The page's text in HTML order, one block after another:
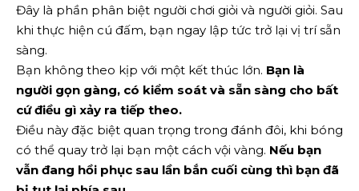
Đây là phần phân biệt người chơi giỏi và người giỏi. Sau
khi thực hiện cú đấm, bạn ngay lập tức trở lại vị trí sẵn
sàng.
Bạn không theo kịp với một kết thúc lớn. Bạn là
người gọn gàng, có kiểm soát và sẵn sàng cho bất
cứ điều gì xảy ra tiếp theo.
Điều này đặc biệt quan trọng trong đánh đôi, khi bóng
có thể quay trở lại bạn một cách vội vàng. Nếu bạn
vẫn đang hồi phục sau lần bắn cuối cùng thì bạn đã